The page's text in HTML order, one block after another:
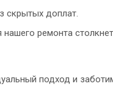
скрытых доплат.
ремонта
подход и